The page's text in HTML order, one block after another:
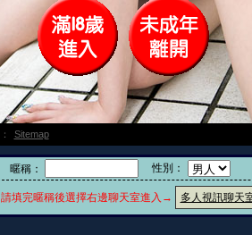
： Sitemap
暱稱： 性別：
請填完暱稱後選擇右邊聊天室進入→ 多人視訊聊天